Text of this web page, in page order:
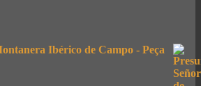
Ibérico de Campo - Peça